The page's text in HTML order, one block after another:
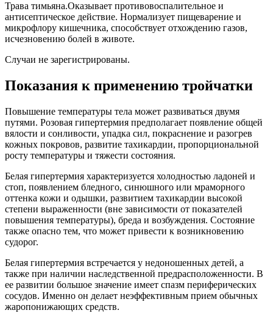
Трава тимьяна.Оказывает противовоспалительное и
антисептическое действие. Нормализует пищеварение и
микрофлору кишечника, способствует отхождению газов,
исчезновению болей в животе.
Случаи не зарегистрированы.
Показания к применению тройчатки
Повышение температуры тела может развиваться двумя
путями. Розовая гипертермия предполагает появление общей
вялости и сонливости, упадка сил, покраснение и разогрев
кожных покровов, развитие тахикардии, пропорциональной
росту температуры и тяжести состояния.
Белая гипертермия характеризуется холодностью ладоней и
стоп, появлением бледного, синюшного или мраморного
оттенка кожи и одышки, развитием тахикардии высокой
степени выраженности (вне зависимости от показателей
повышения температуры), бреда и возбуждения. Состояние
также опасно тем, что может привести к возникновению
судорог.
Белая гипертермия встречается у недоношенных детей, а
также при наличии наследственной предрасположенности. В
ее развитии большое значение имеет спазм периферических
сосудов. Именно он делает неэффективным прием обычных
жаропонижающих средств.